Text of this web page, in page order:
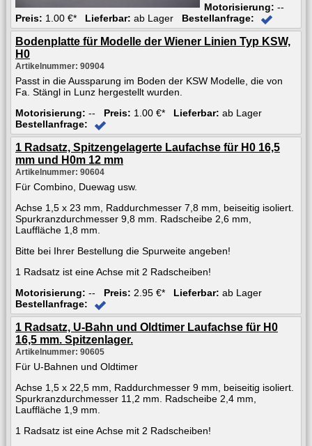
Motorisierung: --
Preis: 1.00 €* Lieferbar: ab Lager Bestellanfrage:
Bodenplatte für Modelle der Wiener Linien Typ KSW,
H0
Artikelnummer: 90904
Passt in die Aussparung im Boden der KSW Modelle, die von
Fa. Stängl in Lunz hergestellt wurden.
Motorisierung: -- Preis: 1.00 €* Lieferbar: ab Lager
Bestellanfrage:
1 Radsatz, Spitzengelagerte Laufachse für H0 16,5
mm und H0m 12 mm
Artikelnummer: 90604
Für Combino, Duewag usw.
Achse 1,5 x 23 mm, Raddurchmesser 7,8 mm, beiseitig isoliert.
Spurkranzdurchmesser 9,8 mm. Radscheibe 2,6 mm,
Lauffläche 1,8 mm.
Bitte bei Ihrer Bestellung die Spurweite angeben!
1 Radsatz ist eine Achse mit 2 Radscheiben!
Motorisierung: -- Preis: 2.95 €* Lieferbar: ab Lager
Bestellanfrage:
1 Radsatz, U-Bahn und Oldtimer Laufachse für H0
16,5 mm. Spitzenlager.
Artikelnummer: 90605
Für U-Bahnen und Oldtimer
Achse 1,5 x 22,5 mm, Raddurchmesser 9 mm, beiseitig isoliert.
Spurkranzdurchmesser 11,2 mm. Radscheibe 2,4 mm,
Lauffläche 1,9 mm.
1 Radsatz ist eine Achse mit 2 Radscheiben!